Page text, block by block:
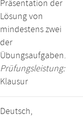
Präsentation der
Lösung von
mindestens zwei
der
Übungsaufgaben.
Prüfungsleistung:
Klausur
Deutsch,